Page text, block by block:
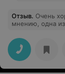
Отзыв. Очень
мнению, одна
помочь!
испытывает
никогда не
Всегда приятно
приём!